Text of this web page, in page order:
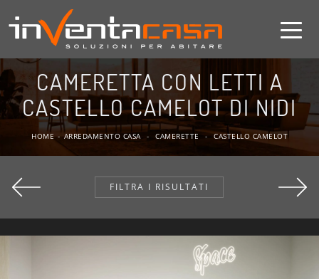
CAMERETTA CON LETTI A
CASTELLO CAMELOT DI NIDI
HOME - ARREDAMENTO CASA - CAMERETTE - CASTELLO CAMELOT
FILTRA I RISULTATI